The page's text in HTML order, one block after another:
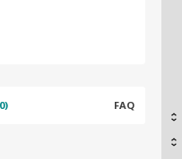
FAQ